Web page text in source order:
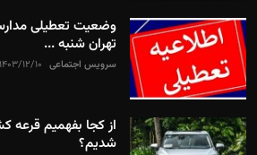
وضعیت تعطیلی
تهران شنبه ...
سرویس اجتماعی ۱۴۰۳/۱۲/۱۰
از کجا بفهمیم قرعه
شدیم؟